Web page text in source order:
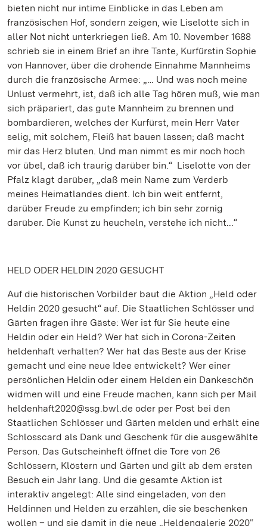
bieten nicht nur intime Einblicke in das Leben am
französischen Hof, sondern zeigen, wie Liselotte sich in
aller Not nicht unterkriegen ließ. Am 10. November 1688
schrieb sie in einem Brief an ihre Tante, Kurfürstin Sophie
von Hannover, über die drohende Einnahme Mannheims
durch die französische Armee: „… Und was noch meine
Unlust vermehrt, ist, daß ich alle Tag hören muß, wie man
sich präpariert, das gute Mannheim zu brennen und
bombardieren, welches der Kurfürst, mein Herr Vater
selig, mit solchem, Fleiß hat bauen lassen; daß macht
mir das Herz bluten. Und man nimmt es mir noch hoch
vor übel, daß ich traurig darüber bin.“ Liselotte von der
Pfalz klagt darüber, „daß mein Name zum Verderb
meines Heimatlandes dient. Ich bin weit entfernt,
darüber Freude zu empfinden; ich bin sehr zornig
darüber. Die Kunst zu heucheln, verstehe ich nicht...“
HELD ODER HELDIN 2020 GESUCHT
Auf die historischen Vorbilder baut die Aktion „Held oder
Heldin 2020 gesucht“ auf. Die Staatlichen Schlösser und
Gärten fragen ihre Gäste: Wer ist für Sie heute eine
Heldin oder ein Held? Wer hat sich in Corona-Zeiten
heldenhaft verhalten? Wer hat das Beste aus der Krise
gemacht und eine neue Idee entwickelt? Wer einer
persönlichen Heldin oder einem Helden ein Dankeschön
widmen will und eine Freude machen, kann sich per Mail
heldenhaft2020@ssg.bwl.de oder per Post bei den
Staatlichen Schlösser und Gärten melden und erhält eine
Schlosscard als Dank und Geschenk für die ausgewählte
Person. Das Gutscheinheft öffnet die Tore von 26
Schlössern, Klöstern und Gärten und gilt ab dem ersten
Besuch ein Jahr lang. Und die gesamte Aktion ist
interaktiv angelegt: Alle sind eingeladen, von den
Heldinnen und Helden zu erzählen, die sie beschenken
wollen – und sie damit in die neue „Heldengalerie 2020“